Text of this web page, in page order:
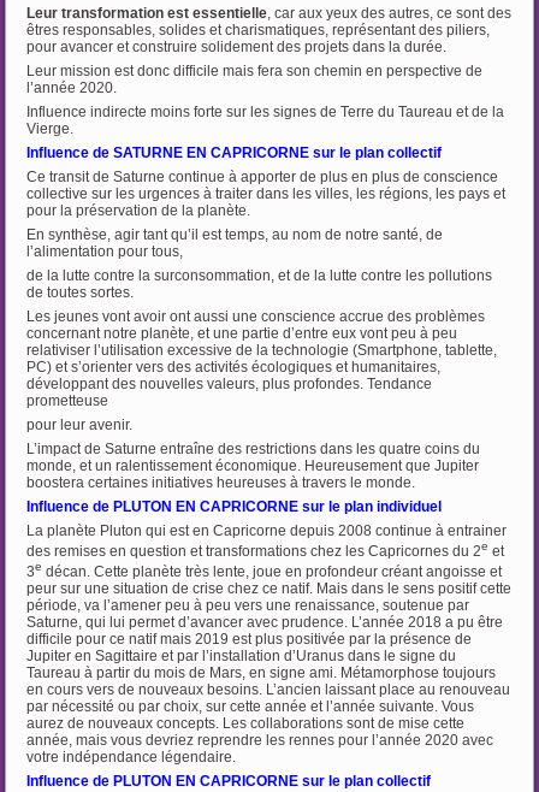
Leur transformation est essentielle, car aux yeux des autres, ce sont des
êtres responsables, solides et charismatiques, représentant des piliers,
pour avancer et construire solidement des projets dans la durée.
Leur mission est donc difficile mais fera son chemin en perspective de
l’année 2020.
Influence indirecte moins forte sur les signes de Terre du Taureau et de la
Vierge.
Influence de SATURNE EN CAPRICORNE sur le plan collectif
Ce transit de Saturne continue à apporter de plus en plus de conscience
collective sur les urgences à traiter dans les villes, les régions, les pays et
pour la préservation de la planète.
En synthèse, agir tant qu’il est temps, au nom de notre santé, de
l’alimentation pour tous,
de la lutte contre la surconsommation, et de la lutte contre les pollutions
de toutes sortes.
Les jeunes vont avoir ont aussi une conscience accrue des problèmes
concernant notre planète, et une partie d’entre eux vont peu à peu
relativiser l’utilisation excessive de la technologie (Smartphone, tablette,
PC) et s’orienter vers des activités écologiques et humanitaires,
développant des nouvelles valeurs, plus profondes. Tendance
prometteuse
pour leur avenir.
L’impact de Saturne entraîne des restrictions dans les quatre coins du
monde, et un ralentissement économique. Heureusement que Jupiter
boostera certaines initiatives heureuses à travers le monde.
Influence de PLUTON EN CAPRICORNE sur le plan individuel
La planète Pluton qui est en Capricorne depuis 2008 continue à entrainer
des remises en question et transformations chez les Capricornes du 2e et
3e décan. Cette planète très lente, joue en profondeur créant angoisse et
peur sur une situation de crise chez ce natif. Mais dans le sens positif cette
période, va l’amener peu à peu vers une renaissance, soutenue par
Saturne, qui lui permet d’avancer avec prudence. L’année 2018 a pu être
difficile pour ce natif mais 2019 est plus positivée par la présence de
Jupiter en Sagittaire et par l’installation d’Uranus dans le signe du
Taureau à partir du mois de Mars, en signe ami. Métamorphose toujours
en cours vers de nouveaux besoins. L’ancien laissant place au renouveau
par nécessité ou par choix, sur cette année et l’année suivante. Vous
aurez de nouveaux concepts. Les collaborations sont de mise cette
année, mais vous devriez reprendre les rennes pour l’année 2020 avec
votre indépendance légendaire.
Influence de PLUTON EN CAPRICORNE sur le plan collectif